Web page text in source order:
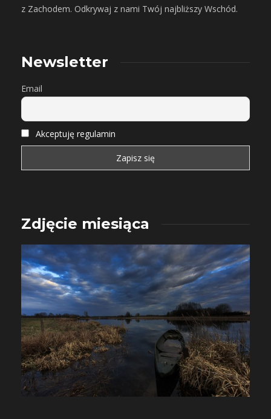
z Zachodem. Odkrywaj z nami Twój najbliższy Wschód.
Newsletter
Email
Akceptuję regulamin
Zdjęcie miesiąca